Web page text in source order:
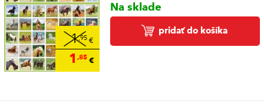
1,95€
1 ,85€
Na sklade
pridať do košíka